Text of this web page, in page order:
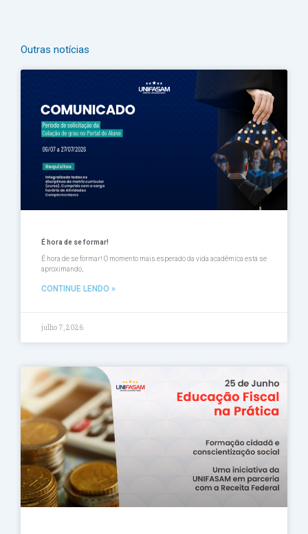
Outras notícias
É hora de se formar!
É hora de se formar! O momento mais esperado da vida acadêmica está se
aproximando,
CONTINUE LENDO »
julho 7, 2026
PáginaPágina
PáginaPágina